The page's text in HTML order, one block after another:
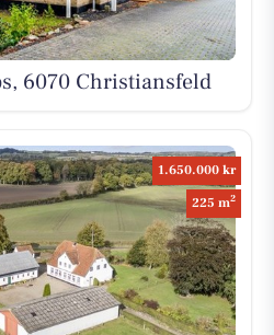
6070 Christiansfeld
1.650.000 kr
225 m2